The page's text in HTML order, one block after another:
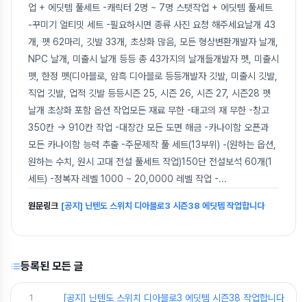
업 + 에딧템 풀세트 -캐릭터 2명 ~ 7명 스탯작업 + 에딧템 풀세트
-꾸미기 얼티밋 세트 -필요하시면 종류 사진 요청 해주세요날개 43
개, 펫 62마리, 깃발 33개, 초상화 많음, 모든 형상변환개발자 날개,
NPC 날개, 미출시 날개 등등 총 43가지의 날개들개발자 펫, 미출시
펫, 한정 펫(디아블로, 암흑 디아블로 등등개발자 깃발, 미출시 깃발,
직업 깃발, 업적 깃발 등등시즌 25, 시즌 26, 시즌 27, 시즌28 펫
날개 초상화 포함 옵션 작업모든 재료 무한 -태고의 재 무한 -창고
350칸 -> 910칸 작업 -대장간 모든 도면 해금 -카나이함 오픈과
모든 카나이함 능력 추출 -주문제작 풀 세트(13부위) -(원하는 옵션,
원하는 수치, 원시 고대 전설 풀세트 작업)150단 전설보석 60개(1
세트) -정복자 레벨 1000 ~ 20,0000 레벨 작업 -...
원문링크 [공지] 닌텐도 스위치 디아블로3 시즌38 에딧템 작업합니다
등록된 모든 글
1 [공지] 닌텐도 스위치 디아블로3 에딧템 시즌38 작업합니다